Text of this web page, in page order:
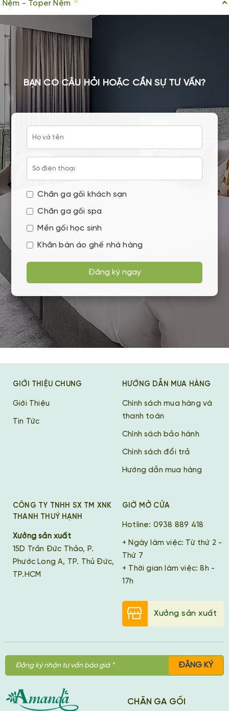
Nệm - Toper Nệm
BẠN CÓ CÂU HỎI HOẶC CẦN SỰ TƯ VẤN?
Chăn ga gối khách sạn
Chăn ga gối spa
Mền gối học sinh
Khăn bàn áo ghế nhà hàng
Đăng ký ngay
GIỚI THIỆU CHUNG
Giới Thiệu
Tin Tức
HƯỚNG DẪN MUA HÀNG
Chính sách mua hàng và
thanh toán
Chính sách bảo hành
Chính sách đổi trả
Hướng dẫn mua hàng
CÔNG TY TNHH SX TM XNK
THANH THUÝ HẠNH
Xưởng sản xuất
15D Trần Đức Thảo, P.
Phước Long A, TP. Thủ Đức,
TP.HCM
GIỜ MỞ CỬA
Hotline: 0938 889 418
+ Ngày làm việc: Từ thứ 2 -
Thứ 7
+ Thời gian làm việc: 8h -
17h
Xưởng sản xuất
ĐĂNG KÝ
CHĂN GA GỐI